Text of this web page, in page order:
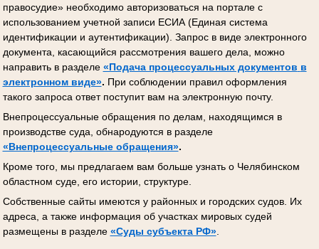
правосудие» необходимо авторизоваться на портале с
использованием учетной записи ЕСИА (Единая система
идентификации и аутентификации). Запрос в виде электронного
документа, касающийся рассмотрения вашего дела, можно
направить в разделе «Подача процессуальных документов в
электронном виде». При соблюдении правил оформления
такого запроса ответ поступит вам на электронную почту.
Внепроцессуальные обращения по делам, находящимся в
производстве суда, обнародуются в разделе
«Внепроцессуальные обращения».
Кроме того, мы предлагаем вам больше узнать о Челябинском
областном суде, его истории, структуре.
Собственные сайты имеются у районных и городских судов. Их
адреса, а также информация об участках мировых судей
размещены в разделе «Суды субъекта РФ».